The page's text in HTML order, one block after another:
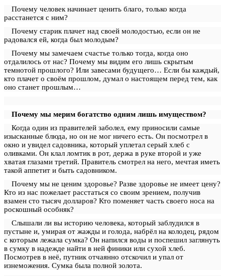
Почему человек начинает ценить благо, только когда
расстанется с ним?
Почему старик плачет над своей молодостью, если он не
радовался ей, когда был молодым?
Почему мы замечаем счастье только тогда, когда оно
отдалилось от нас? Почему мы видим его лишь скрытым
темнотой прошлого? Или завесами будущего… Если бы каждый,
кто плачет о своём прошлом, думал о настоящем перед тем, как
оно станет прошлым…
Почему мы мерим богатство одним лишь имуществом?
Когда один из правителей заболел, ему приносили самые
изысканные блюда, но он не мог ничего есть. Он посмотрел в
окно и увидел садовника, который уплетал серый хлеб с
оливками. Он клал ломтик в рот, держа в руке второй и уже
хватая глазами третий. Правитель смотрел на него, мечтая иметь
такой аппетит и быть садовником.
Почему мы не ценим здоровье? Разве здоровье не имеет цену?
Кто из нас пожелает расстаться со своим зрением, получив
взамен сто тысяч долларов? Кто поменяет часть своего носа на
роскошный особняк?
Слышали ли вы историю человека, который заблудился в
пустыне и, умирая от жажды и голода, набрёл на колодец, рядом
с которым лежала сумка? Он напился воды и поспешил заглянуть
в сумку в надежде найти в ней финики или сухой хлеб.
Посмотрев в неё, путник отчаянно отскочил и упал от
изнеможения. Сумка была полной золота.